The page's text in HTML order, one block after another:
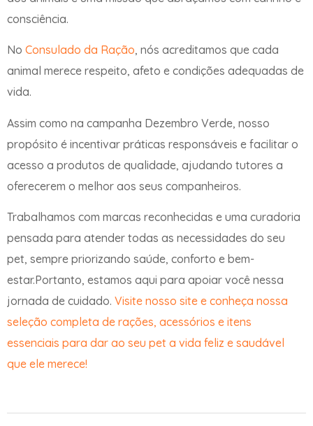
consciência.
No Consulado da Ração, nós acreditamos que cada
animal merece respeito, afeto e condições adequadas de
vida.
Assim como na campanha Dezembro Verde, nosso
propósito é incentivar práticas responsáveis e facilitar o
acesso a produtos de qualidade, ajudando tutores a
oferecerem o melhor aos seus companheiros.
Trabalhamos com marcas reconhecidas e uma curadoria
pensada para atender todas as necessidades do seu
pet, sempre priorizando saúde, conforto e bem-
estar.Portanto, estamos aqui para apoiar você nessa
jornada de cuidado. Visite nosso site e conheça nossa
seleção completa de rações, acessórios e itens
essenciais para dar ao seu pet a vida feliz e saudável
que ele merece!